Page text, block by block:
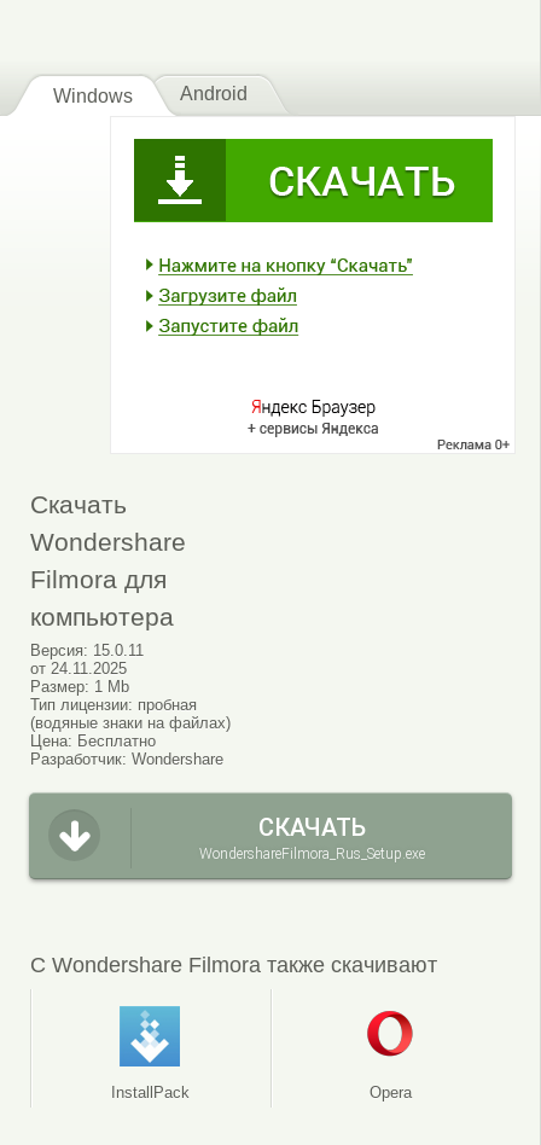
Windows Android
Скачать
Wondershare
Filmora для
компьютера
Версия: 15.0.11
от 24.11.2025
Размер: 1 Mb
Тип лицензии: пробная
(водяные знаки на файлах)
Цена: Бесплатно
Разработчик: Wondershare
СКАЧАТЬ
WondershareFilmora_Rus_Setup.exe
С Wondershare Filmora также скачивают
InstallPack Opera